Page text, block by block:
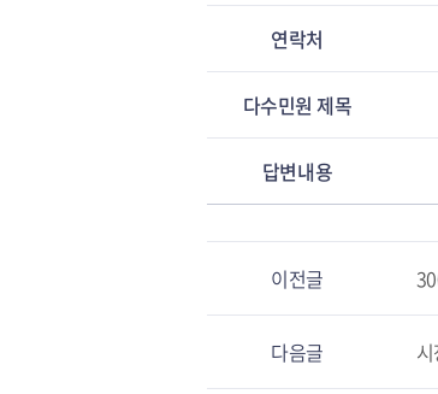
연락처
다수민원 제목
답변내용
이전글
다음글